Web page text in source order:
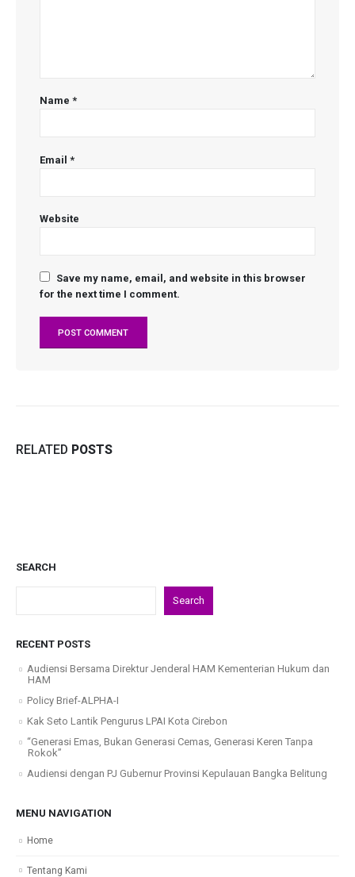
Name *
Email *
Website
Save my name, email, and website in this browser
for the next time I comment.
RELATED POSTS
SEARCH
Search
RECENT POSTS
Audiensi Bersama Direktur Jenderal HAM Kementerian Hukum dan
HAM
Policy Brief-ALPHA-I
Kak Seto Lantik Pengurus LPAI Kota Cirebon
“Generasi Emas, Bukan Generasi Cemas, Generasi Keren Tanpa
Rokok”
Audiensi dengan PJ Gubernur Provinsi Kepulauan Bangka Belitung
MENU NAVIGATION
Home
Tentang Kami